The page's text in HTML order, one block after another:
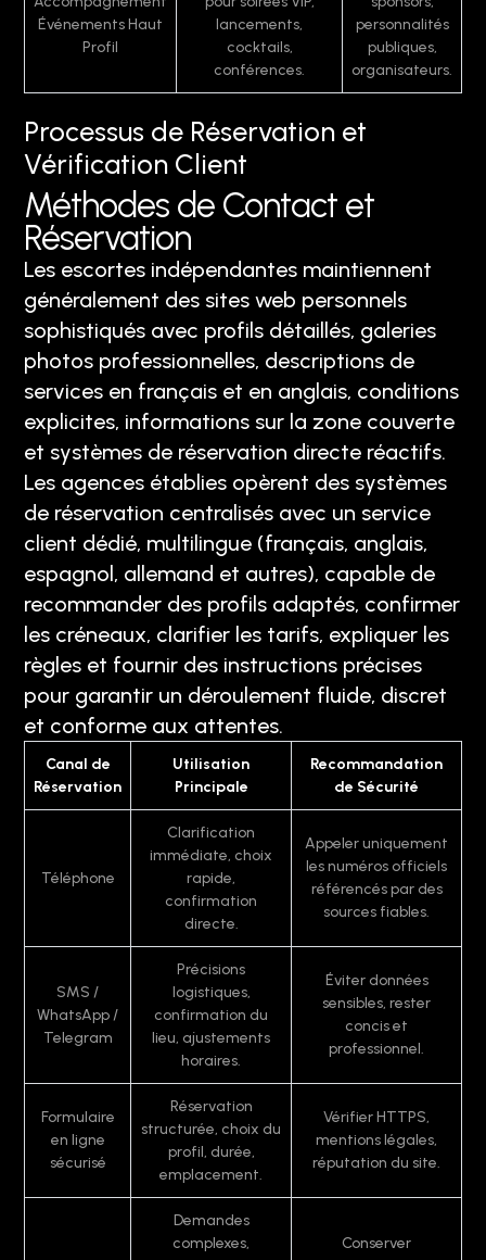
Événements Haut
Profil
lancements,
cocktails,
conférences.
personnalités
publiques,
organisateurs.
Processus de Réservation et
Vérification Client
Méthodes de Contact et
Réservation
Les escortes indépendantes maintiennent
généralement des sites web personnels
sophistiqués avec profils détaillés, galeries
photos professionnelles, descriptions de
services en français et en anglais, conditions
explicites, informations sur la zone couverte
et systèmes de réservation directe réactifs.
Les agences établies opèrent des systèmes
de réservation centralisés avec un service
client dédié, multilingue (français, anglais,
espagnol, allemand et autres), capable de
recommander des profils adaptés, confirmer
les créneaux, clarifier les tarifs, expliquer les
règles et fournir des instructions précises
pour garantir un déroulement fluide, discret
et conforme aux attentes.
Canal de
Réservation
Utilisation
Principale
Recommandation
de Sécurité
Téléphone
Clarification
immédiate, choix
rapide,
confirmation
directe.
Appeler uniquement
les numéros officiels
référencés par des
sources fiables.
SMS /
WhatsApp /
Telegram
Précisions
logistiques,
confirmation du
lieu, ajustements
horaires.
Éviter données
sensibles, rester
concis et
professionnel.
Formulaire
en ligne
sécurisé
Réservation
structurée, choix du
profil, durée,
emplacement.
Vérifier HTTPS,
mentions légales,
réputation du site.
Demandes
complexes,
Conserver